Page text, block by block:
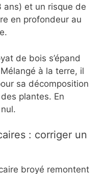
ans) et un risque de
en profondeur au
de bois s’épand
à la terre, il
sa décomposition
plantes. En
: corriger un
broyé remontent